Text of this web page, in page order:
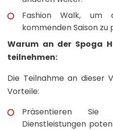
Fashion Walk, um
kommenden Saison zu
Warum an der Spoga
teilnehmen:
Die Teilnahme an dieser
Vorteile:
Präsentieren
Dienstleistungen